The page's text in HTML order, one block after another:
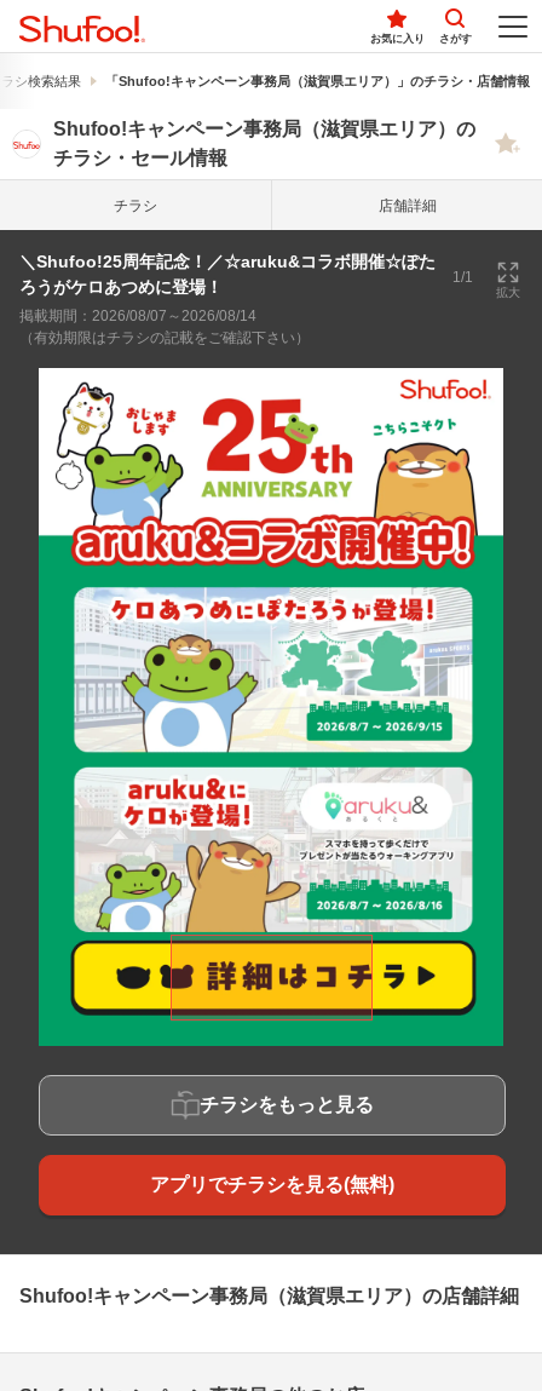
お気に入り さがす
シ検索結果 「Shufoo!キャンペーン事務局（滋賀県エリア）」のチラシ・店舗情報
Shufoo!キャンペーン事務局（滋賀県エリア）の
チラシ・セール情報
チラシ 店舗詳細
＼Shufoo!25周年記念！／☆aruku&コラボ開催☆ぽた
ろうがケロあつめに登場！
1/1
拡大
掲載期間：2026/08/07～2026/08/14
（有効期限はチラシの記載をご確認下さい）
チラシをもっと見る
アプリでチラシを見る(無料)
Shufoo!キャンペーン事務局（滋賀県エリア）の店舗詳細